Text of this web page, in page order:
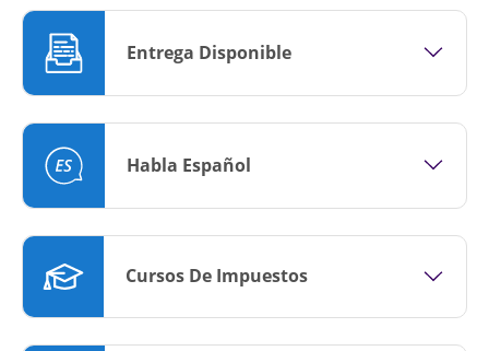
Entrega Disponible
Habla Español
Cursos De Impuestos